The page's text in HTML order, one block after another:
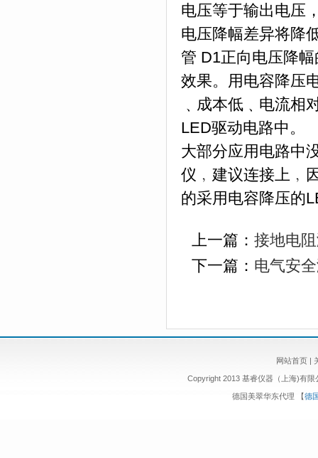
电压等于输出电压
电压降幅差异将降
管 D1正向电压降
效果。用电容降压
﹑成本低﹑电流相
LED驱动电路中。
大部分应用电路中
仪﹐建议连接上﹐
的采用电容降压的
上一篇： 接地电
下一篇： 电气安
网站首页|
Copyright 2013 基睿仪器（上海)有
德国美翠华东代理 【德